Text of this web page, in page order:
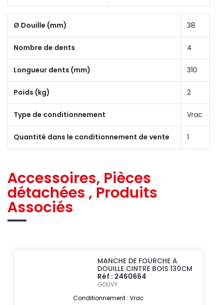
Ø Douille (mm) 38
Nombre de dents 4
Longueur dents (mm) 310
Poids (kg) 2
Type de conditionnement Vrac
Quantité dans le conditionnement de vente 1
Accessoires, Pièces
détachées , Produits
Associés
MANCHE DE FOURCHE A
DOUILLE CINTRE BOIS 130CM
Réf : 2460664
GOUVY
Conditionnement : Vrac